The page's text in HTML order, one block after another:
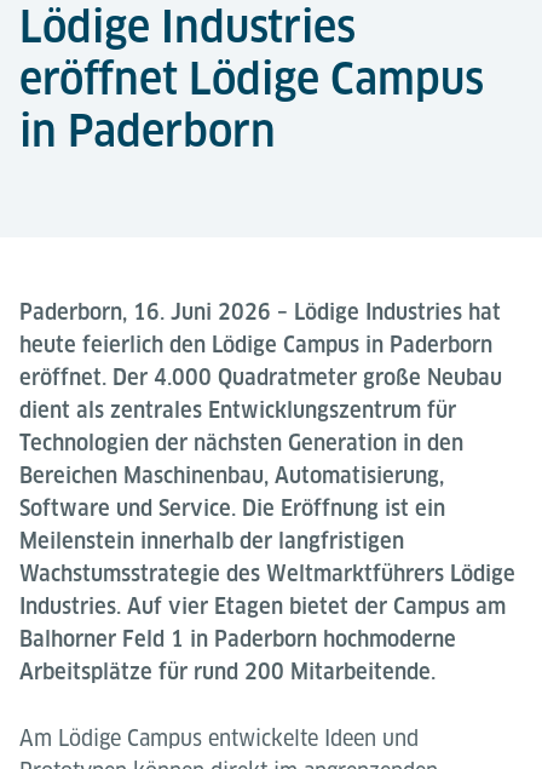
Lödige Industries
eröffnet Lödige Campus
in Paderborn
Paderborn, 16. Juni 2026 – Lödige Industries hat
heute feierlich den Lödige Campus in Paderborn
eröffnet. Der 4.000 Quadratmeter große Neubau
dient als zentrales Entwicklungszentrum für
Technologien der nächsten Generation in den
Bereichen Maschinenbau, Automatisierung,
Software und Service. Die Eröffnung ist ein
Meilenstein innerhalb der langfristigen
Wachstumsstrategie des Weltmarktführers Lödige
Industries. Auf vier Etagen bietet der Campus am
Balhorner Feld 1 in Paderborn hochmoderne
Arbeitsplätze für rund 200 Mitarbeitende.
Am Lödige Campus entwickelte Ideen und